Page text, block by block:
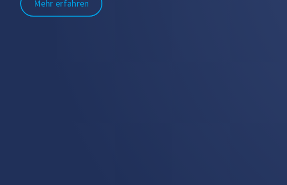
Datenschutzbeauftragten zur Verfügung.